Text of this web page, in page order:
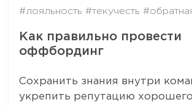
#лояльность #текучесть
Как правильно провести
оффбординг
Сохранить знания внутри
укрепить репутацию хорошего